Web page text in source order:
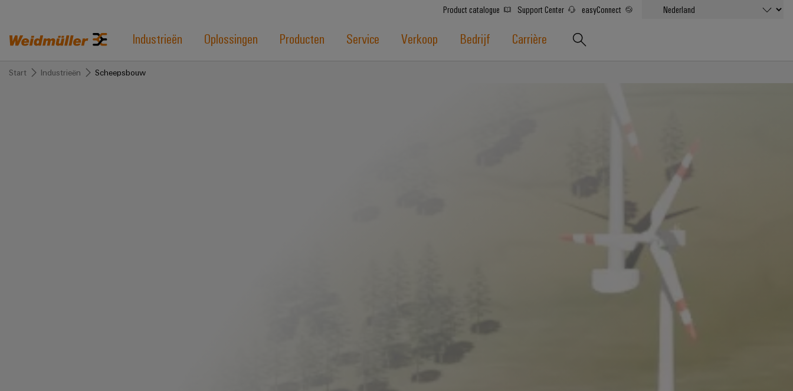
Product catalogue Support Center easyConnect
Industrieën Oplossingen Producten Service Verkoop Bedrijf Carrière
Start Industrieën Scheepsbouw